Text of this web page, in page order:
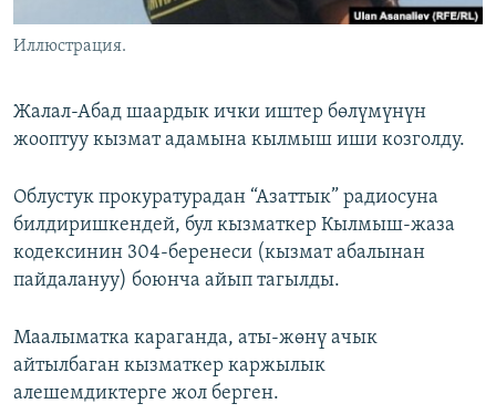
Иллюстрация.
Жалал-Абад шаардык ички иштер бөлүмүнүн
жооптуу кызмат адамына кылмыш иши козголду.
Облустук прокуратурадан “Азаттык” радиосуна
билдиришкендей, бул кызматкер Кылмыш-жаза
кодексинин 304-беренеси (кызмат абалынан
пайдалануу) боюнча айып тагылды.
Маалыматка караганда, аты-жөнү ачык
айтылбаган кызматкер каржылык
алешемдиктерге жол берген.